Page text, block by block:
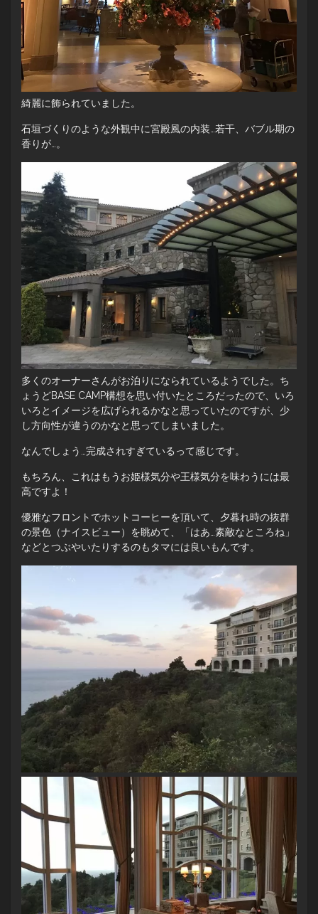
綺麗に飾られていました。
石垣づくりのような外観中に宮殿風の内装…若干、バブル期の
香りが…。
多くのオーナーさんがお泊りになられているようでした。ち
ょうどBASE CAMP構想を思い付いたところだったので、いろ
いろとイメージを広げられるかなと思っていたのですが、少
し方向性が違うのかなと思ってしまいました。
なんでしょう…完成されすぎているって感じです。
もちろん、これはもうお姫様気分や王様気分を味わうには最
高ですよ！
優雅なフロントでホットコーヒーを頂いて、夕暮れ時の抜群
の景色（ナイスビュー）を眺めて、「はあ…素敵なところね」
などとつぶやいたりするのもタマには良いもんです。